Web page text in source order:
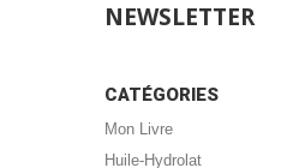
NEWSLETTER
CATÉGORIES
Mon Livre
Huile-Hydrolat